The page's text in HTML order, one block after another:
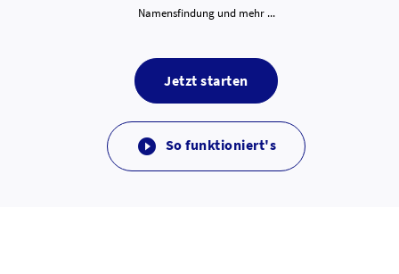
Namensfindung und mehr ...
Jetzt starten
 So funktioniert's